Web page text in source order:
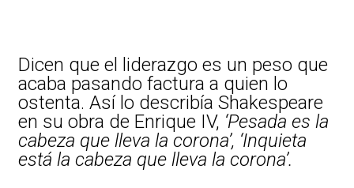
Dicen que el liderazgo es un peso que
acaba pasando factura a quien lo
ostenta. Así lo describía Shakespeare
en su obra de Enrique IV, ‘Pesada es la
cabeza que lleva la corona’, ‘Inquieta
está la cabeza que lleva la corona’.